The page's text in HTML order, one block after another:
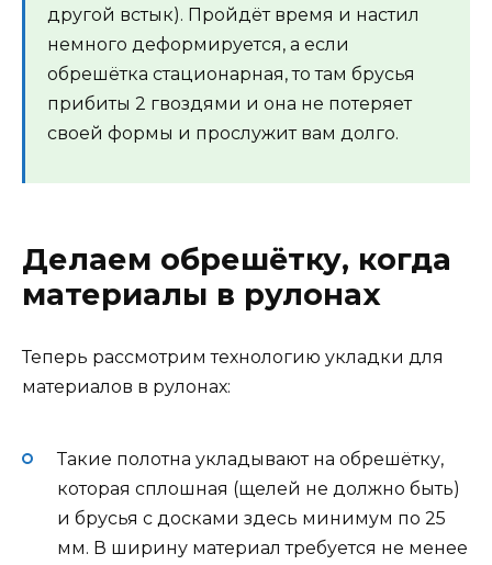
другой встык). Пройдёт время и настил
немного деформируется, а если
обрешётка стационарная, то там брусья
прибиты 2 гвоздями и она не потеряет
своей формы и прослужит вам долго.
Делаем обрешётку, когда
материалы в рулонах
Теперь рассмотрим технологию укладки для
материалов в рулонах:
Такие полотна укладывают на обрешётку,
которая сплошная (щелей не должно быть)
и брусья с досками здесь минимум по 25
мм. В ширину материал требуется не менее